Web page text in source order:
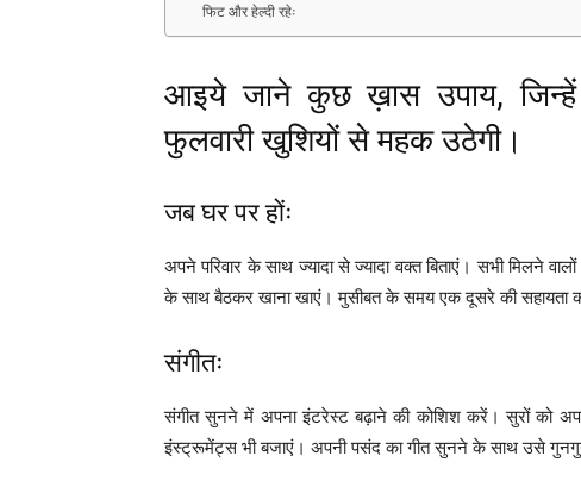
फिट और हेल्दी रहेः
आइये जाने कुछ ख़ास उपाय,
फुलवारी खुशियों से महक उठेगी।
जब घर पर होंः
अपने परिवार के साथ ज्यादा से ज्यादा वक्त बिताएं। सभी मिलने
के साथ बैठकर खाना खाएं। मुसीबत के समय एक दूसरे की सहायता
संगीतः
संगीत सुनने में अपना इंटरेस्ट बढ़ाने की कोशिश करें। सुरों को
इंस्ट्रूमेंट्स भी बजाएं। अपनी पसंद का गीत सुनने के साथ उसे